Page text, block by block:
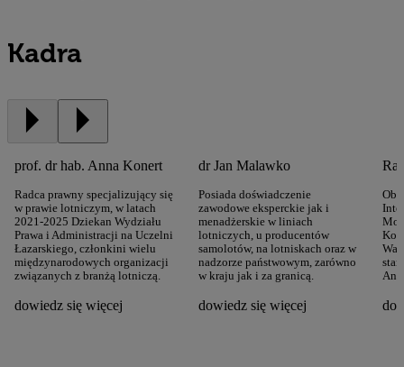
Kadra
prof. dr hab. Anna Konert
Radca prawny specjalizujący się
w prawie lotniczym, w latach
2021-2025 Dziekan Wydziału
Prawa i Administracji na Uczelni
Łazarskiego, członkini wielu
międzynarodowych organizacji
związanych z branżą lotniczą.
dowiedz się więcej
dr Jan Malawko
Posiada doświadczenie
zawodowe eksperckie jak i
menadżerskie w liniach
lotniczych, u producentów
samolotów, na lotniskach oraz w
nadzorze państwowym, zarówno
w kraju jak i za granicą.
dowiedz się więcej